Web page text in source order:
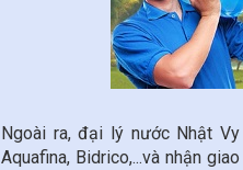
Ngoài ra, đại lý nước Nhật
Aquafina, Bidrico,...và nhận